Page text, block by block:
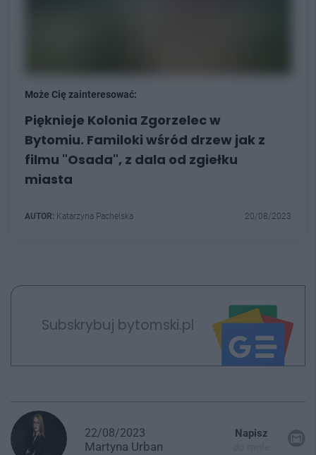
Może Cię zainteresować:
Pięknieje Kolonia Zgorzelec w
Bytomiu. Familoki wśród drzew jak z
filmu "Osada", z dala od zgiełku
miasta
AUTOR: Katarzyna Pachelska 20/08/2023
Subskrybuj bytomski.pl
22/08/2023
Martyna Urban
Napisz